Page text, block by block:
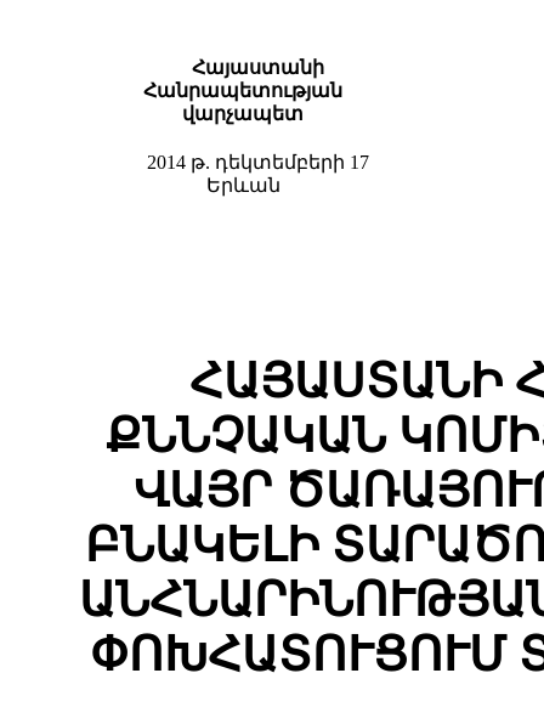
Հայաստանի
Հանրապետության
վարչապետ
2014 թ. դեկտեմբերի 17
Երևան
ՀԱՅԱՍՏԱՆԻ
ՔՆՆՉԱԿԱՆ
ՎԱՅՐ
ԲՆԱԿԵԼԻ
ՓՈԽՀԱՏՈՒՑՈՒՄ